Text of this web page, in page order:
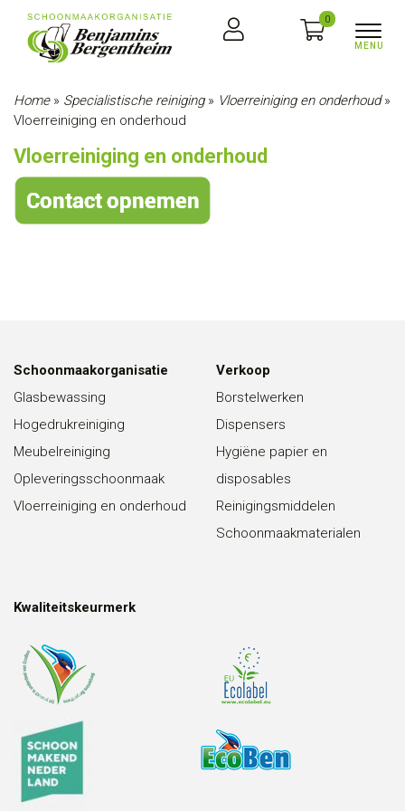
0
Home» Specialistische reiniging» Vloerreiniging en onderhoud»
Vloerreiniging en onderhoud
Vloerreiniging en onderhoud
Schoonmaakorganisatie
Glasbewassing
Hogedrukreiniging
Meubelreiniging
Opleveringsschoonmaak
Vloerreiniging en onderhoud
Verkoop
Borstelwerken
Dispensers
Hygiëne papier en
disposables
Reinigingsmiddelen
Schoonmaakmaterialen
Kwaliteitskeurmerk